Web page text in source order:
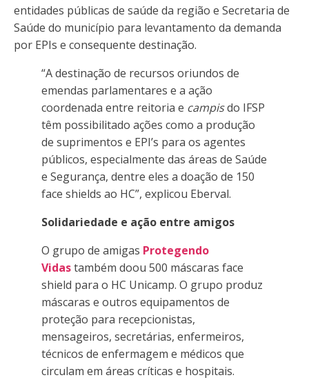
entidades públicas de saúde da região e Secretaria de
Saúde do município para levantamento da demanda
por EPIs e consequente destinação.
“A destinação de recursos oriundos de
emendas parlamentares e a ação
coordenada entre reitoria e campisdo IFSP
têm possibilitado ações como a produção
de suprimentos e EPI’s para os agentes
públicos, especialmente das áreas de Saúde
e Segurança, dentre eles a doação de 150
face shields ao HC”, explicou Eberval.
Solidariedade e ação entre amigos
O grupo de amigas Protegendo
Vidastambém doou 500 máscaras face
shield para o HC Unicamp. O grupo produz
máscaras e outros equipamentos de
proteção para recepcionistas,
mensageiros, secretárias, enfermeiros,
técnicos de enfermagem e médicos que
circulam em áreas críticas e hospitais.